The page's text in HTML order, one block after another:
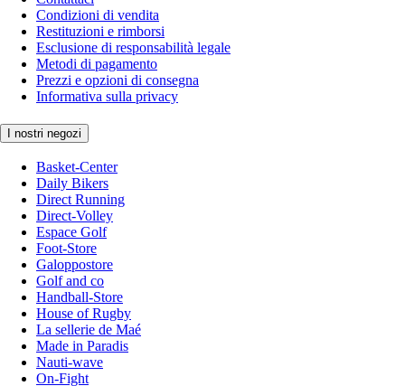
Condizioni di vendita
Restituzioni e rimborsi
Esclusione di responsabilità legale
Metodi di pagamento
Prezzi e opzioni di consegna
Informativa sulla privacy
I nostri negozi
Basket-Center
Daily Bikers
Direct Running
Direct-Volley
Espace Golf
Foot-Store
Galoppostore
Golf and co
Handball-Store
House of Rugby
La sellerie de Maé
Made in Paradis
Nauti-wave
On-Fight